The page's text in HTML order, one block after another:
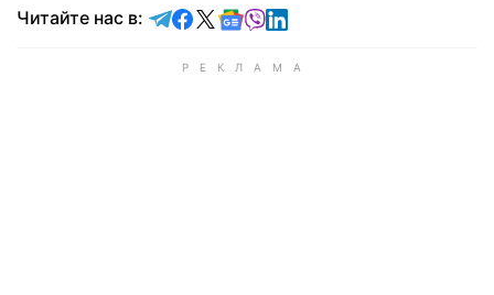
Читайте нас в: Читайте в Telegram
Читайте в Facebook
Читайте в X
Читайте в Google news
Читайте в Viber
Читайте в LinkedIn